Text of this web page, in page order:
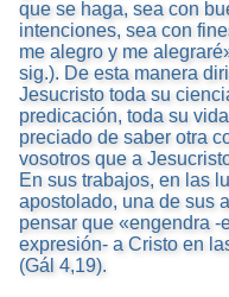
que se haga, sea con
intenciones, sea con
me alegro y me
sig.). De esta manera
Jesucristo toda su
predicación, toda su
preciado de saber otra
vosotros que a
En sus trabajos, en las
apostolado, una de sus
pensar que «engendra -
expresión- a Cristo en
(Gál 4,19).